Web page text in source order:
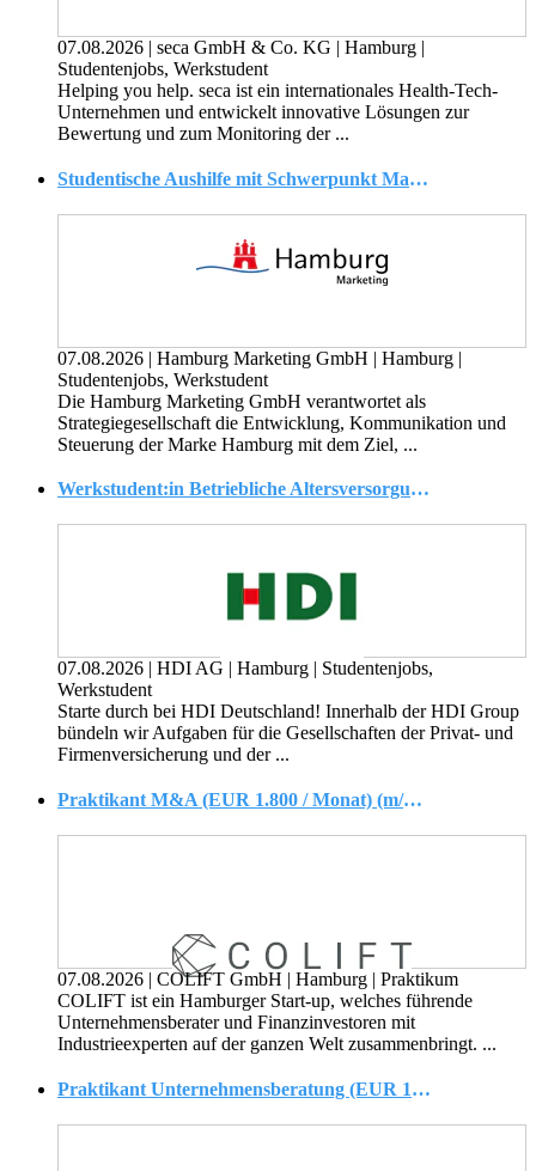
07.08.2026 | seca GmbH & Co. KG | Hamburg |
Studentenjobs, Werkstudent
Helping you help. seca ist ein internationales Health-Tech-
Unternehmen und entwickelt innovative Lösungen zur
Bewertung und zum Monitoring der ...
Studentische Aushilfe mit Schwerpunkt Marketing (all genders)
07.08.2026 | Hamburg Marketing GmbH | Hamburg |
Studentenjobs, Werkstudent
Die Hamburg Marketing GmbH verantwortet als
Strategiegesellschaft die Entwicklung, Kommunikation und
Steuerung der Marke Hamburg mit dem Ziel, ...
Werkstudent:in Betriebliche Altersversorgung ? Zahlstelle
07.08.2026 | HDI AG | Hamburg | Studentenjobs,
Werkstudent
Starte durch bei HDI Deutschland! Innerhalb der HDI Group
bündeln wir Aufgaben für die Gesellschaften der Privat- und
Firmen­versicherung und der ...
Praktikant M&A (EUR 1.800 / Monat) (m/w/d)
07.08.2026 | COLIFT GmbH | Hamburg | Praktikum
COLIFT ist ein Hamburger Start-up, welches führende
Unternehmensberater und Finanzinvestoren mit
Industrieexperten auf der ganzen Welt zusammenbringt. ...
Praktikant Unternehmensberatung (EUR 1.800 / Monat) (m/w/d)